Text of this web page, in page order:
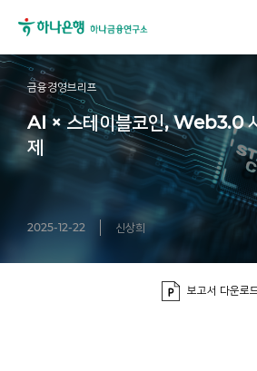
금융경영브리프
AI × 스테이블코인, Web3.0
제
2025-12-22 신상희
보고서 다운로